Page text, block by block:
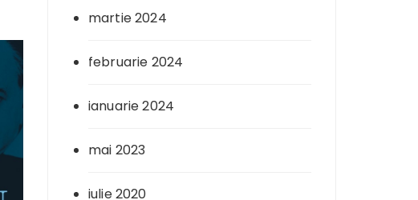
martie 2024
februarie 2024
ianuarie 2024
mai 2023
iulie 2020